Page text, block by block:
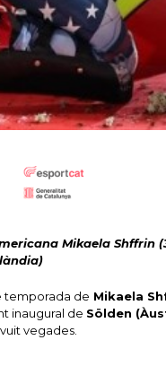
Mikaela
temporada de Mikaela
inaugural de Sölden
vegades.